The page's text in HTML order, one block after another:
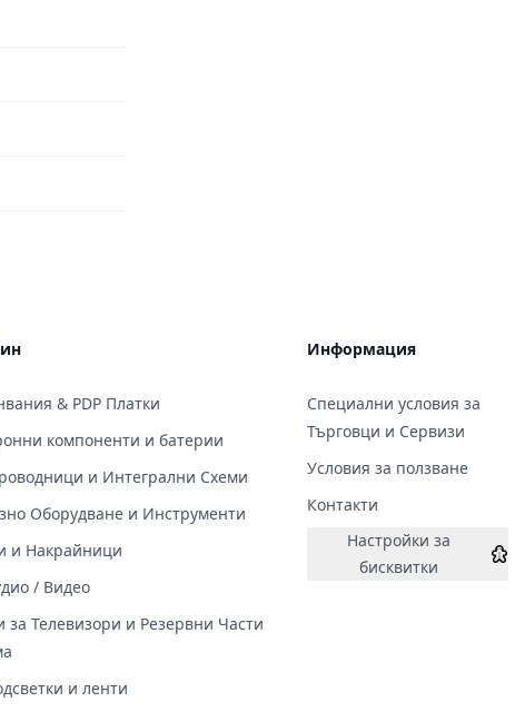
& PDP Платки
компоненти и батерии
и Интегрални Схеми
Оборудване и Инструменти
и Накрайници
/ Видео
за Телевизори и Резервни Части
и ленти
Информация
Специални условия за
Търговци и Сервизи
Условия за ползване
Контакти
Настройки за
бисквитки